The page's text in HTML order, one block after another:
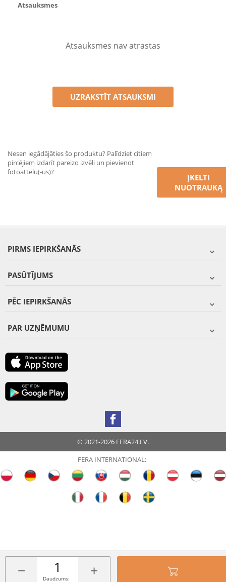
− +
Daudzums:
Atsauksmes
Atsauksmes nav atrastas
UZRAKSTĪT ATSAUKSMI
Nesen iegādājāties šo produktu? Palīdziet citiem
pircējiem izdarīt pareizo izvēli un pievienot
fotoattēlu(-us)?
ĮKELTI
NUOTRAUKĄ
PIRMS IEPIRKŠANĀS
PASŪTĪJUMS
PĒC IEPIRKŠANĀS
PAR UZŅĒMUMU
© 2021-2026 FERA24.LV.
FERA INTERNATIONAL: